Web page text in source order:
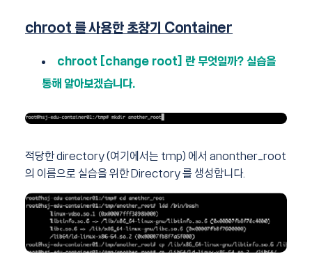
chroot 를 사용한 초창기 Container
chroot [change root] 란 무엇일까? 실습을
통해 알아보겠습니다.
적당한 directory (여기에서는 tmp) 에서 anonther_root
의 이름으로 실습을 위한 Directory 를 생성합니다.